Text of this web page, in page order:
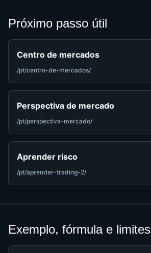
Próximo passo útil
Centro de mercados
/pt/centro-de-mercados/
Perspectiva de mercado
/pt/perspectiva-mercado/
Aprender risco
/pt/aprender-trading-2/
Exemplo, fórmula e limites